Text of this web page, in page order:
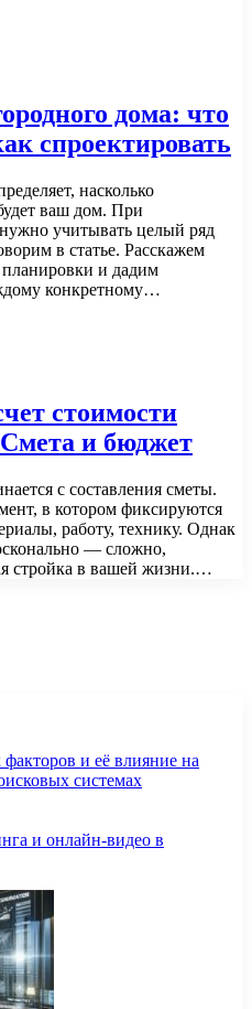
дома: что
спроектировать
насколько
ваш дом. При
учитывать целый ряд
в статье. Расскажем
и дадим
конкретному…
стоимости
Смета и бюджет
с составления сметы.
в котором фиксируются
работу, технику. Однак
— сложно,
стройка в вашей жизни.…
и её влияние на
системах
и онлайн-видео в